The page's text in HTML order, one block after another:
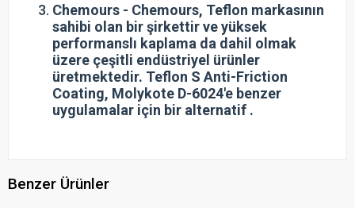
Chemours - Chemours, Teflon markasının
sahibi olan bir şirkettir ve yüksek
performanslı kaplama da dahil olmak
üzere çeşitli endüstriyel ürünler
üretmektedir. Teflon S Anti-Friction
Coating, Molykote D-6024'e benzer
uygulamalar için bir alternatif .
Benzer Ürünler